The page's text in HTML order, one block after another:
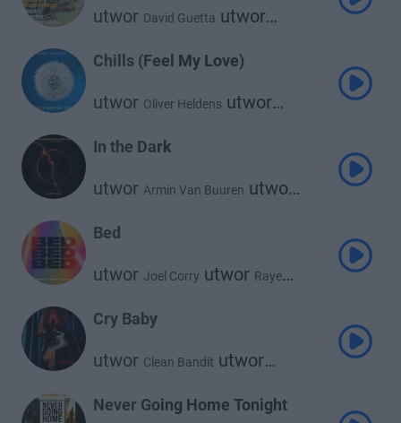
utwor David Guetta utwor
Chills (Feel My Love)
utwor Oliver Heldens utwor
In the Dark
utwor Armin Van Buuren utwor
Bed
utwor Joel Corry utwor Raye
Cry Baby
utwor Clean Bandit utwor
Never Going Home Tonight